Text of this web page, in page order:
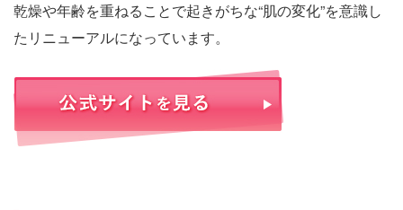
乾燥や年齢を重ねることで起きがちな“肌の変化”を意識し
たリニューアルになっています。